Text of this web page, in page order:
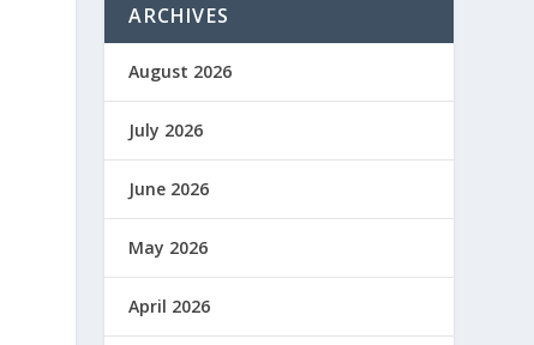
ARCHIVES
August 2026
July 2026
June 2026
May 2026
April 2026